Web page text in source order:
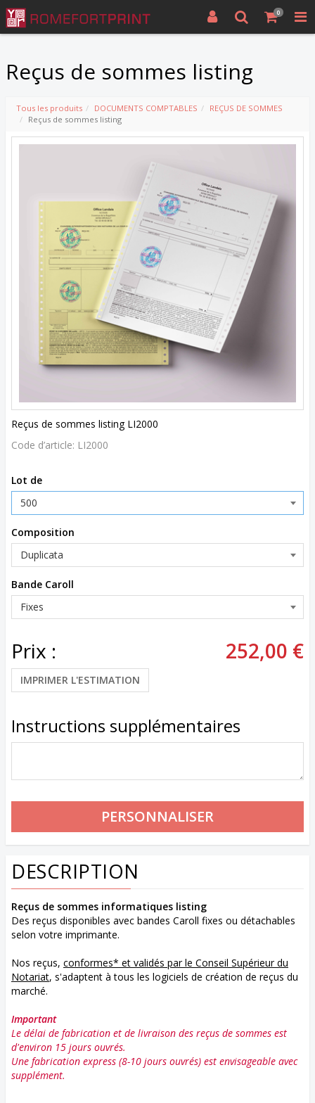
0
Reçus de sommes listing
Tous les produits DOCUMENTS COMPTABLES
REÇUS DE SOMMES
Reçus de sommes listing
Reçus de sommes listing LI2000
Code d’article: LI2000
Lot de
Composition
Bande Caroll
Prix : 252,00 €
IMPRIMER L'ESTIMATION
Instructions supplémentaires
DESCRIPTION
Reçus de sommes informatiques listing
Des reçus disponibles avec bandes Caroll fixes ou détachables
selon votre imprimante.
Nos reçus, conformes* et validés par le Conseil Supérieur du
Notariat, s'adaptent à tous les logiciels de création de reçus du
marché.
Important
Le délai de fabrication et de livraison des reçus de sommes est
d'environ 15 jours ouvrés.
Une fabrication express (8-10 jours ouvrés) est envisageable avec
supplément.